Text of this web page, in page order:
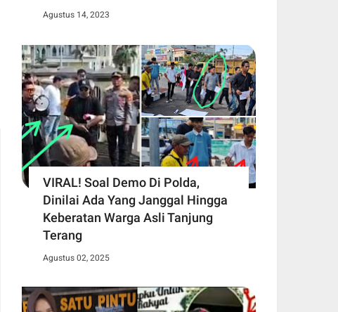
Agustus 14, 2023
VIRAL! Soal Demo Di Polda,
Dinilai Ada Yang Janggal Hingga
Keberatan Warga Asli Tanjung
Terang
Agustus 02, 2025